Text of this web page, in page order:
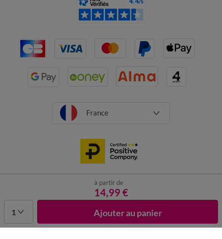
à partir de
14,99 €
1 Ajouter au panier
France
Données personnelles